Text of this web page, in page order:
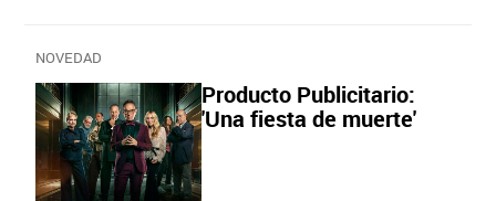
NOVEDAD
Producto Publicitario:
'Una fiesta de muerte'